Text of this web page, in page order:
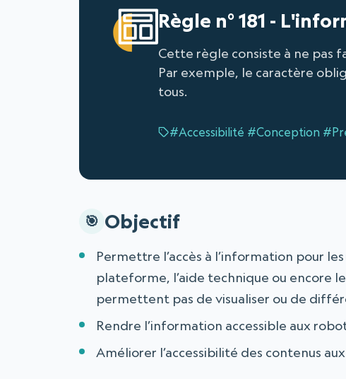
Règle n° 181 -
Cette règle consiste à ne pas
Par exemple, le caractère
tous.
#Accessibilité #Conception
Objectif
Permettre l’accès à l’information pour
plateforme, l’aide technique ou encore
permettent pas de visualiser ou de
Rendre l’information accessible aux
Améliorer l’accessibilité des contenus